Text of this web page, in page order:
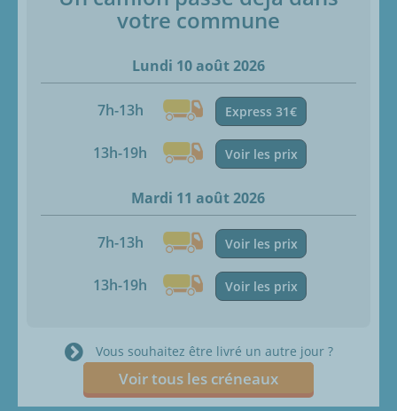
votre commune
Lundi 10 août 2026
7h-13h Express 31€
13h-19h Voir les prix
Mardi 11 août 2026
7h-13h Voir les prix
13h-19h Voir les prix
Vous souhaitez être livré un autre jour ?
Voir tous les créneaux